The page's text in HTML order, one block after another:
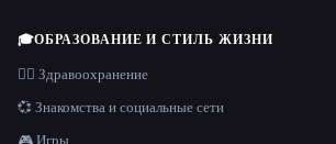
🎓ОБРАЗОВАНИЕ И СТИЛЬ ЖИЗНИ
👩‍⚕️ Здравоохранение
💞 Знакомства и социальные сети
🎮 Игры